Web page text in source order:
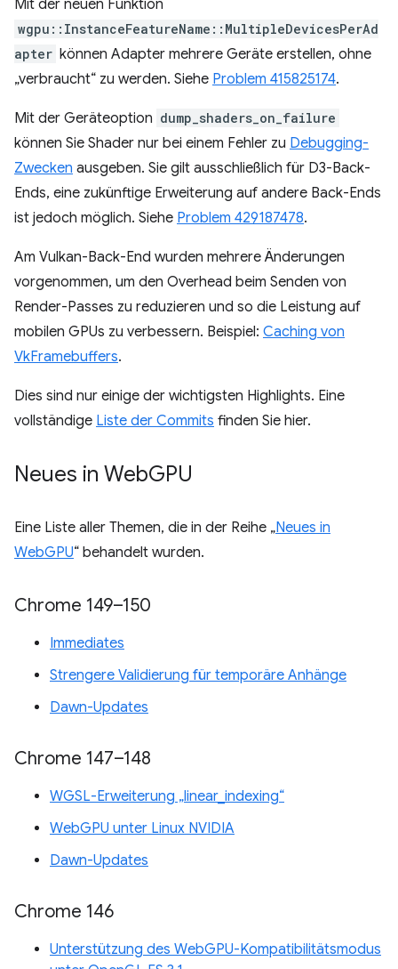
Mit der neuen Funktion
wgpu::InstanceFeatureName::MultipleDevicesPerAd
apter können Adapter mehrere Geräte erstellen, ohne
„verbraucht“ zu werden. Siehe Problem 415825174.
Mit der Geräteoption dump_shaders_on_failure
können Sie Shader nur bei einem Fehler zu Debugging-
Zwecken ausgeben. Sie gilt ausschließlich für D3-Back-
Ends, eine zukünftige Erweiterung auf andere Back-Ends
ist jedoch möglich. Siehe Problem 429187478.
Am Vulkan-Back-End wurden mehrere Änderungen
vorgenommen, um den Overhead beim Senden von
Render-Passes zu reduzieren und so die Leistung auf
mobilen GPUs zu verbessern. Beispiel: Caching von
VkFramebuffers.
Dies sind nur einige der wichtigsten Highlights. Eine
vollständige Liste der Commits finden Sie hier.
Neues in WebGPU
Eine Liste aller Themen, die in der Reihe „Neues in
WebGPU“ behandelt wurden.
Chrome 149–150
Immediates
Strengere Validierung für temporäre Anhänge
Dawn-Updates
Chrome 147–148
WGSL-Erweiterung „linear_indexing“
WebGPU unter Linux NVIDIA
Dawn-Updates
Chrome 146
Unterstützung des WebGPU-Kompatibilitätsmodus